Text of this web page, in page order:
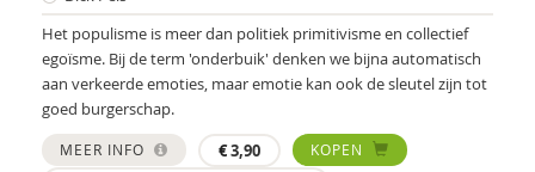
Het populisme is meer dan politiek primitivisme en collectief
egoïsme. Bij de term 'onderbuik' denken we bijna automatisch
aan verkeerde emoties, maar emotie kan ook de sleutel zijn tot
goed burgerschap.
MEER INFO €3,90
KOPEN